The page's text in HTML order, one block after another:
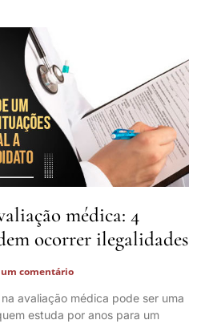
médica: 4
ocorrer ilegalidades
comentário
avaliação médica pode ser uma
estuda por anos para um